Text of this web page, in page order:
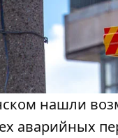
нашли
аварийных